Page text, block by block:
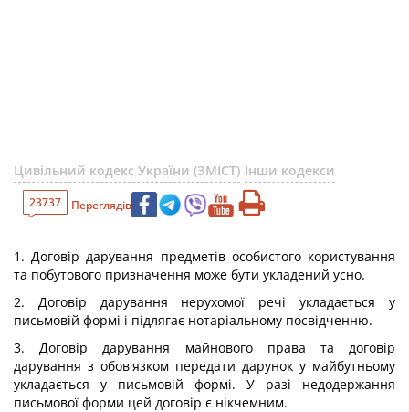
Цивільний кодекс України (ЗМІСТ) Інши кодекси
23737 Переглядів
1. Договір дарування предметів особистого користування
та побутового призначення може бути укладений усно.
2. Договір дарування нерухомої речі укладається у
письмовій формі і підлягає нотаріальному посвідченню.
3. Договір дарування майнового права та договір
дарування з обов'язком передати дарунок у майбутньому
укладається у письмовій формі. У разі недодержання
письмової форми цей договір є нікчемним.